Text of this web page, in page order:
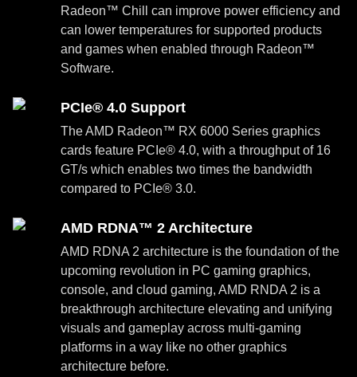
Radeon™ Chill can improve power efficiency and
can lower temperatures for supported products
and games when enabled through Radeon™
Software.
PCIe® 4.0 Support
The AMD Radeon™ RX 6000 Series graphics
cards feature PCIe® 4.0, with a throughput of 16
GT/s which enables two times the bandwidth
compared to PCIe® 3.0.
AMD RDNA™ 2 Architecture
AMD RDNA 2 architecture is the foundation of the
upcoming revolution in PC gaming graphics,
console, and cloud gaming, AMD RNDA 2 is a
breakthrough architecture elevating and unifying
visuals and gameplay across multi-gaming
platforms in a way like no other graphics
architecture before.